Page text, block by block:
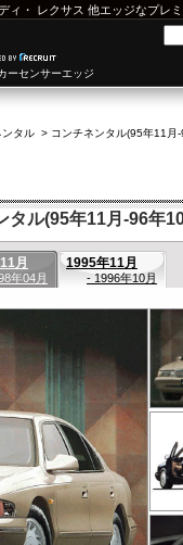
ィ ・ レクサス 他エッジなプレ
ーセンサーエッジ
タル > コンチネンタル(95年11月
タル(95年11月-96年
月
年04月
1995年11月
- 1996年10月